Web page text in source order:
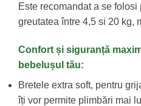
Este recomandat a se
greutatea între 4,5 si 20 kg,
Confort și siguranță
bebelușul tău:
Bretele extra soft, pentru
îți vor permite plimbări mai